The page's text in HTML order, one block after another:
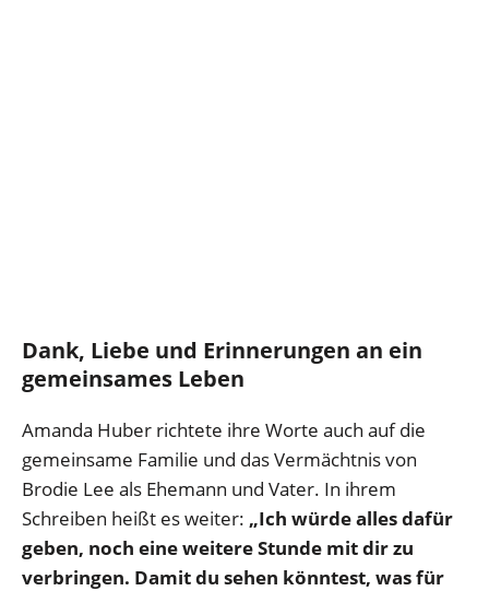
Dank, Liebe und Erinnerungen an ein
gemeinsames Leben
Amanda Huber richtete ihre Worte auch auf die
gemeinsame Familie und das Vermächtnis von
Brodie Lee als Ehemann und Vater. In ihrem
Schreiben heißt es weiter: „Ich würde alles dafür
geben, noch eine weitere Stunde mit dir zu
verbringen. Damit du sehen könntest, was für